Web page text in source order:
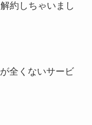
約しちゃいまし
全くないサービ